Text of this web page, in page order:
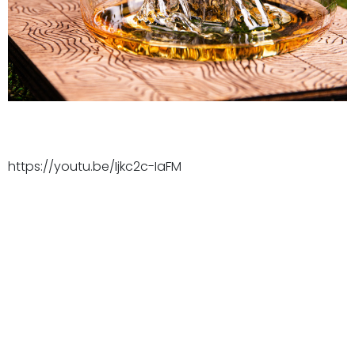
https://youtu.be/Ijkc2c-IaFM